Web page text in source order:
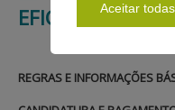
INFORMAÇÕES
EFICIÊNCIA
REGRAS E INFORMAÇÕES
Aceitar todas